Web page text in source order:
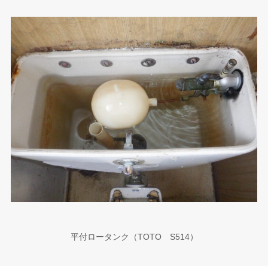
平付ロータンク（TOTO S514）